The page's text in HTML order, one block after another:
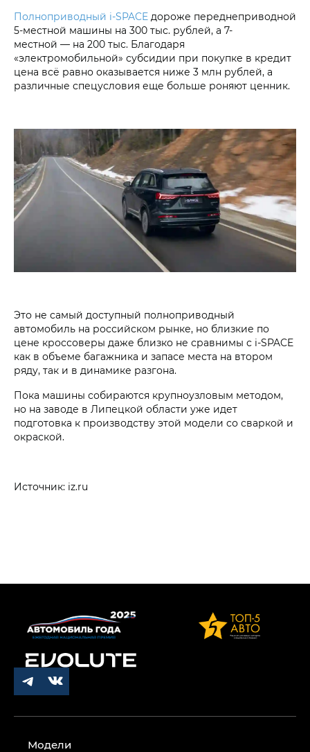
Полноприводный i‑SPACE дороже переднеприводной
5-местной машины на 300 тыс. рублей, а 7-
местной — на 200 тыс. Благодаря
«электромобильной» субсидии при покупке в кредит
цена всё равно оказывается ниже 3 млн рублей, а
различные спецусловия еще больше роняют ценник.
Это не самый доступный полноприводный
автомобиль на российском рынке, но близкие по
цене кроссоверы даже близко не сравнимы с i‑SPACE
как в объеме багажника и запасе места на втором
ряду, так и в динамике разгона.
Пока машины собираются крупноузловым методом,
но на заводе в Липецкой области уже идет
подготовка к производству этой модели со сваркой и
окраской.
Источник: iz.ru
Модели